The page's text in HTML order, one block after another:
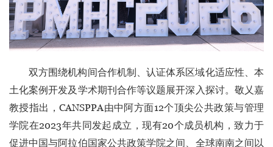
双方围绕机构间合作机制、认证体系区域化适应性、本
土化案例开发及学术期刊合作等议题展开深入探讨。敬乂嘉
教授指出，CANSPPA由中阿方面12个顶尖公共政策与管理
学院在2023年共同发起成立，现有20个成员机构，致力于
促进中国与阿拉伯国家公共政策学院之间、全球南南之间以